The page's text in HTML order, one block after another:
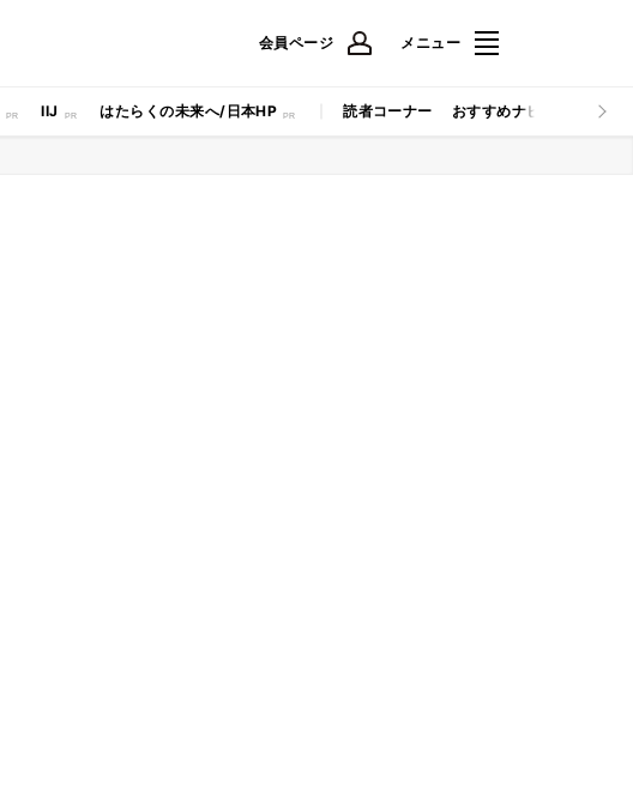
会員ページ メニュー
IIJ はたらくの未来へ/日本HP 読者コーナー おすすめナビ マイナビ